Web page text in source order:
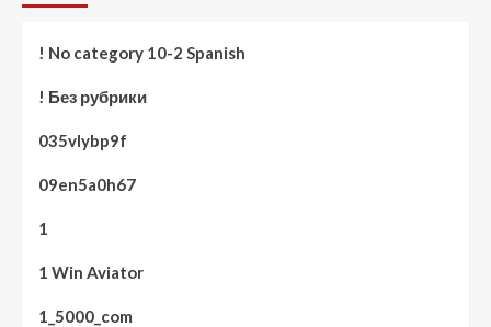
! No category 10-2 Spanish
! Без рубрики
035vlybp9f
09en5a0h67
1
1 Win Aviator
1_5000_com